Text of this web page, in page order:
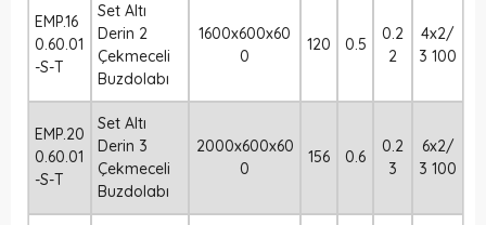
EMP.16
0.60.01
-S-T
Set Altı
Derin 2
Çekmeceli
Buzdolabı
1600x600x60
0
120 0.5
0.2
2
4x2/
3 100
EMP.20
0.60.01
-S-T
Set Altı
Derin 3
Çekmeceli
Buzdolabı
2000x600x60
0
156 0.6
0.2
3
6x2/
3 100